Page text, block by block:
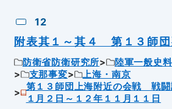
12
附表其１～其４ 第１３師
防衛省防衛研究所 陸軍一般史料
支那事変
上海・南京
第１３師団上海附近の会戦 戦
１月２日～１２年１１月１１日